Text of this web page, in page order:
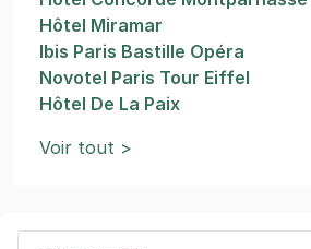
Hôtel Miramar
Ibis Paris Bastille Opéra
Novotel Paris Tour Eiffel
Hôtel De La Paix
Voir tout >